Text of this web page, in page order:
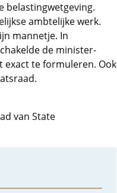
belastingwetgeving.
ambtelijke werk.
mannetje. In
de minister-
exact te formuleren. Ook
van State